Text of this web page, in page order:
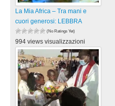
La Mia Africa – Tra mani e
cuori generosi: LEBBRA
(No Ratings Yet)
994 views visualizzazioni